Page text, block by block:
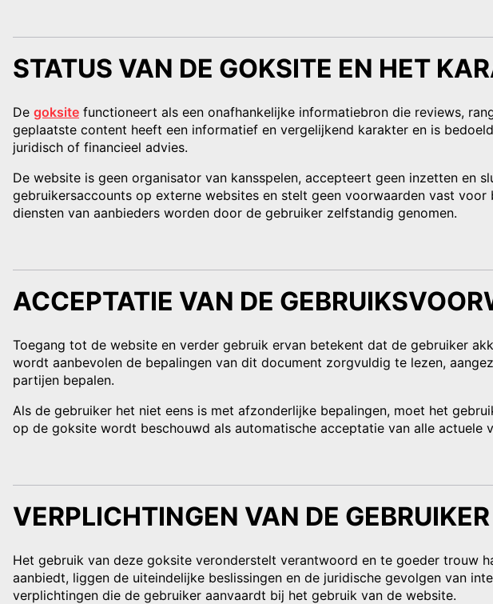
STATUS VAN DE GOKSITE EN HET
De goksite functioneert als een onafhankelijke informatiebron die reviews,
geplaatste content heeft een informatief en vergelijkend karakter en is
juridisch of financieel advies.
De website is geen organisator van kansspelen, accepteert geen inzetten en
gebruikersaccounts op externe websites en stelt geen voorwaarden vast
diensten van aanbieders worden door de gebruiker zelfstandig genomen.
ACCEPTATIE VAN DE
Toegang tot de website en verder gebruik ervan betekent dat de gebruiker
wordt aanbevolen de bepalingen van dit document zorgvuldig te lezen,
partijen bepalen.
Als de gebruiker het niet eens is met afzonderlijke bepalingen, moet het
op de goksite wordt beschouwd als automatische acceptatie van alle actuele
VERPLICHTINGEN VAN DE GEBRUIKER
Het gebruik van deze goksite veronderstelt verantwoord en te goeder trouw
aanbiedt, liggen de uiteindelijke beslissingen en de juridische gevolgen van
verplichtingen die de gebruiker aanvaardt bij het gebruik van de website.